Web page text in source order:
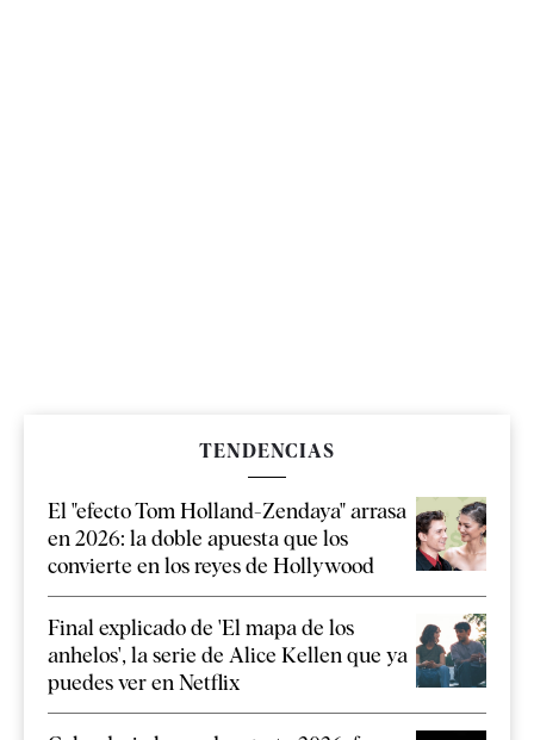
TENDENCIAS
El "efecto Tom Holland-Zendaya" arrasa
en 2026: la doble apuesta que los
convierte en los reyes de Hollywood
Final explicado de 'El mapa de los
anhelos', la serie de Alice Kellen que ya
puedes ver en Netflix